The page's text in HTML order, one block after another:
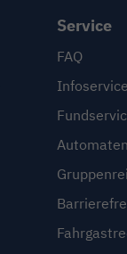
Service
FAQ
Infoservice